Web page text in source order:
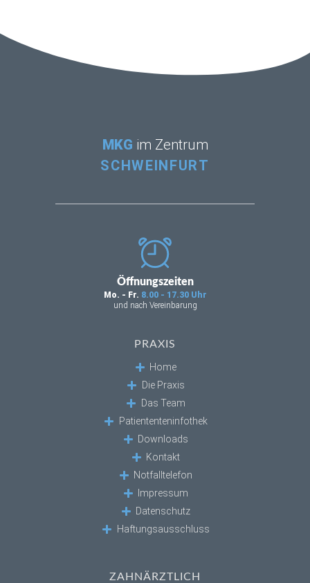
MKG im Zentrum
SCHWEINFURT
Öffnungszeiten
Mo. - Fr. 8.00 - 17.30 Uhr
und nach Vereinbarung
PRAXIS
Home
Die Praxis
Das Team
Patiententeninfothek
Downloads
Kontakt
Notfalltelefon
Impressum
Datenschutz
Haftungsausschluss
ZAHNÄRZTLICH